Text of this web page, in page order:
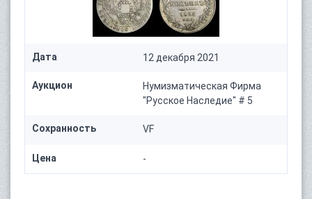
Дата 12 декабря 2021
Аукцион
Нумизматическая Фирма
"Русское Наследие" # 5
Сохранность VF
Цена -